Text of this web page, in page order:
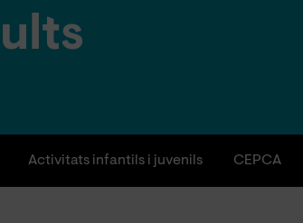
Activitats infantils i juvenils CEPCA